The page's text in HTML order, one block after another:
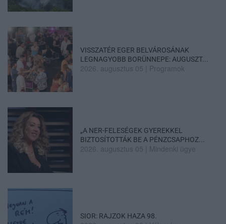
VISSZATÉR EGER BELVÁROSÁNAK
LEGNAGYOBB BORÜNNEPE: AUGUSZT...
2026. augusztus 05 Programok
„A NER-FELESÉGEK GYEREKKEL
BIZTOSÍTOTTÁK BE A PÉNZCSAPHOZ...
2026. augusztus 05 Mindenki ügye
SIOR: RAJZOK HAZA 98.